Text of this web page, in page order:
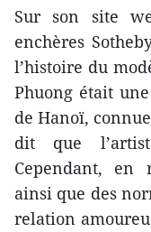
Sur son site
enchères
l’histoire du
Phuong était
de Hanoï,
dit que
Cependant, en
ainsi que des
relation